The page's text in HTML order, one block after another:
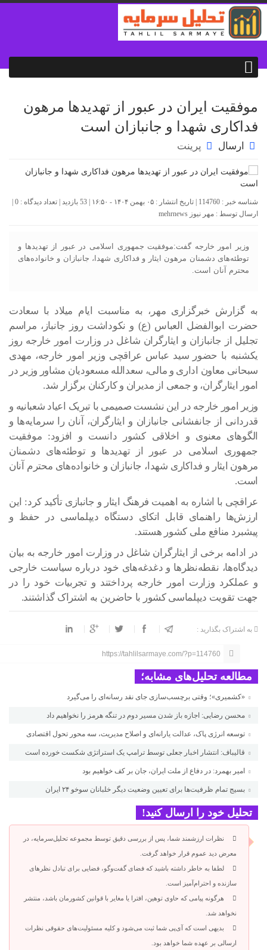
موفقیت ایران در عبور از تهدیدها مرهون
فداکاری شهدا و جانبازان است
ارسال پرینت
شناسه خبر : 114760 | تاریخ انتشار : ۰۵ بهمن ۱۴۰۴ - ۱۶:۵۰ | 53 بازدید | تعداد دیدگاه : 0
ارسال توسط : مهر نیوز mehrnews
وزیر امور خارجه گفت:موفقیت جمهوری اسلامی در عبور از تهدیدها و
توطئه‌های دشمنان مرهون ایثار و فداکاری شهدا، جانبازان و خانواده‌های
محترم آنان است.
به گزارش خبرگزاری مهر، به مناسبت ایام میلاد با سعادت
حضرت ابوالفضل العباس (ع) و نکوداشت روز جانباز، مراسم
تجلیل از جانبازان و ایثارگران شاغل در وزارت امور خارجه روز
یکشنبه با حضور سید عباس عراقچی وزیر امور خارجه، مهدی
سبحانی معاون اداری و مالی، سعدالله مسعودیان مشاور وزیر در
امور ایثارگران، و جمعی از مدیران و کارکنان برگزار شد.
وزیر امور خارجه در این نشست صمیمی با تبریک اعیاد شعبانیه و
قدردانی از جانفشانی جانبازان و ایثارگران، آنان را سرمایه‌ها و
الگوهای معنوی و اخلاقی کشور دانست و افزود: موفقیت
جمهوری اسلامی در عبور از تهدیدها و توطئه‌های دشمنان
مرهون ایثار و فداکاری شهدا، جانبازان و خانواده‌های محترم آنان
است.
عراقچی با اشاره به اهمیت فرهنگ ایثار و جانبازی تأکید کرد: این
ارزش‌ها راهنمای قابل اتکای دستگاه دیپلماسی در حفظ و
پیشبرد منافع ملی کشور هستند.
در ادامه برخی از ایثارگران شاغل در وزارت امور خارجه به بیان
دیدگاه‌ها، نقطه‌نظرها و دغدغه‌های خود درباره سیاست خارجی
و عملکرد وزارت امور خارجه پرداختند و تجربیات خود را در
جهت تقویت دیپلماسی کشور با حاضرین به اشتراک گذاشتند.
به اشتراک بگذارید :
https://tahlilsarmaye.com/?p=114760
مطالعه تحلیل‌های مشابه؛
«کشمیری»؛ وقتی برچسب‌سازی جای نقد رسانه‌ای را می‌گیرد
محسن رضایی: اجازه باز شدن مسیر دوم در تنگه هرمز را نخواهیم داد
توسعه انرژی پاک، عدالت یارانه‌ای و اصلاح مدیریت، سه محور تحول اقتصادی
قالیباف: انتشار اخبار جعلی توسط ترامپ یک استراتژی شکست خورده است
امیر بهمرد: در دفاع از ملت ایران، جان بر کف خواهیم بود
بسیج تمام ظرفیت‌ها برای تعیین وضعیت دیگر خلبانان سوخو ۲۴ ایران
تحلیل خود را ارسال کنید!
نظرات ارزشمند شما، پس از بررسی دقیق توسط مجموعه تحلیل‌سرمایه، در
معرض دید عموم قرار خواهد گرفت.
لطفا به خاطر داشته باشید که فضای گفت‌وگو، فضایی برای تبادل نظرهای
سازنده و احترام‌آمیز است.
هرگونه پیامی که حاوی توهین، افترا یا مغایر با قوانین کشورمان باشد، منتشر
نخواهد شد.
بدیهی است که آی‌پی شما ثبت می‌شود و کلیه مسئولیت‌های حقوقی نظرات
ارسالی بر عهده شما خواهد بود.